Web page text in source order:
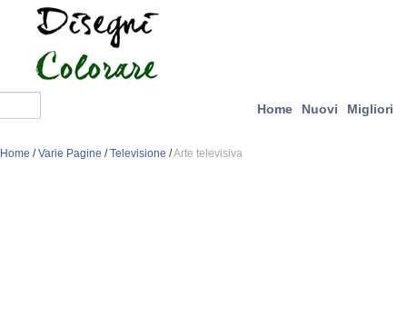
Home Nuovi Migliori
Home /Varie Pagine /Televisione /Arte televisiva